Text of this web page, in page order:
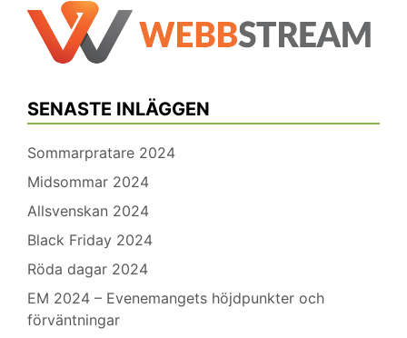
SENASTE INLÄGGEN
Sommarpratare 2024
Midsommar 2024
Allsvenskan 2024
Black Friday 2024
Röda dagar 2024
EM 2024 – Evenemangets höjdpunkter och
förväntningar